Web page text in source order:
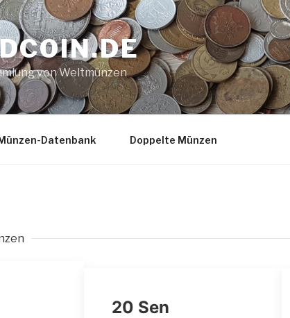
von Weltmünzen
Datenbank Doppelte Münzen
20 Sen